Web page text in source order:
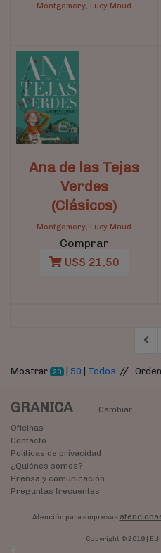
Montgomery, Lucy Maud
Ana de las Tejas
Verdes
(Clásicos)
Montgomery, Lucy Maud
Comprar
U$S 21,50
Mostrar 20 | 50 Todos //
GRANICA
Cambiar
Oficinas
Contacto
Políticas de privacidad
¿Quiénes somos?
Prensa y comunicación
Preguntas frecuentes
Atención para empresas
Copyright © 2019 |